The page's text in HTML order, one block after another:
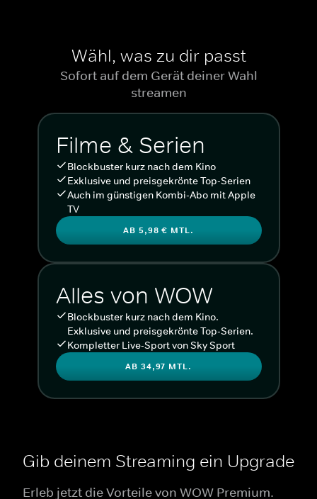
Wähl, was zu dir passt
Sofort auf dem Gerät deiner Wahl
streamen
Filme & Serien
Blockbuster kurz nach dem Kino
Exklusive und preisgekrönte Top-Serien
Auch im günstigen Kombi-Abo mit Apple
TV
AB 5,98 € MTL.
Alles von WOW
Blockbuster kurz nach dem Kino.
Exklusive und preisgekrönte Top-Serien.
Kompletter Live-Sport von Sky Sport
AB 34,97 MTL.
Gib deinem Streaming ein Upgrade
Erleb jetzt die Vorteile von WOW Premium.